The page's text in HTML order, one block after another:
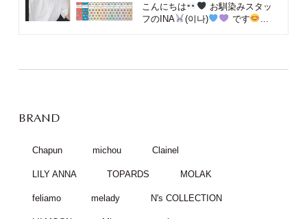
こんにちは
お馴染みスタッ
フのINA
(이나) です
BRAND
Chapun michou Clainel
LILY ANNA TOPARDS MOLAK
feliamo melady N's COLLECTION